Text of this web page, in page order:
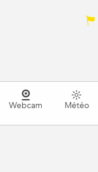
Webcam Météo